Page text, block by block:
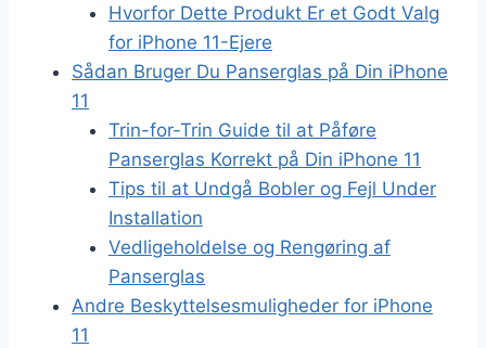
Hvorfor Dette Produkt Er et Godt Valg
for iPhone 11-Ejere
Sådan Bruger Du Panserglas på Din iPhone
11
Trin-for-Trin Guide til at Påføre
Panserglas Korrekt på Din iPhone 11
Tips til at Undgå Bobler og Fejl Under
Installation
Vedligeholdelse og Rengøring af
Panserglas
Andre Beskyttelsesmuligheder for iPhone
11